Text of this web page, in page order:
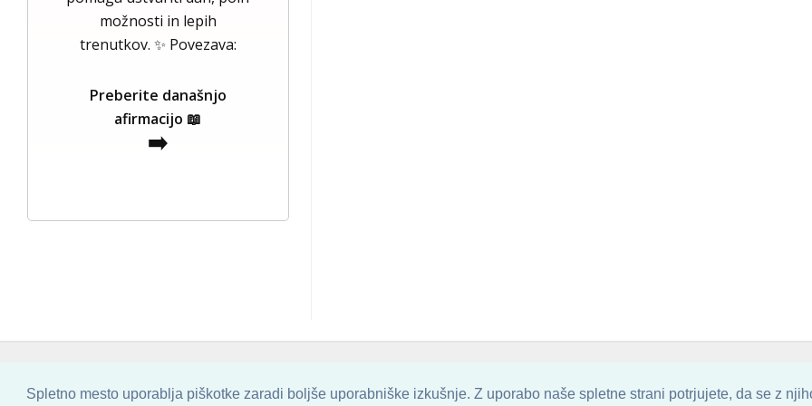
Spletno mesto uporablja piškotke zaradi boljše uporabniške izkušnje. Z uporabo naše spletne strani potrjujete, da se z
možnosti in lepih
trenutkov. ✨ Povezava:
Preberite današnjo
afirmacijo 📖
➡️
COPYRIGHT © 2013 - 2026 BYSKINBASE. ALL ARTWORK ARE UPLOADED AND COPYRIGHTED TO ITS AUTHOR.